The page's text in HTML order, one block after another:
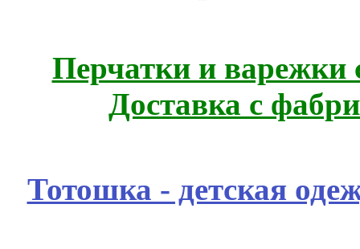
Перчатки и варежки
Доставка с
Тотошка - детская